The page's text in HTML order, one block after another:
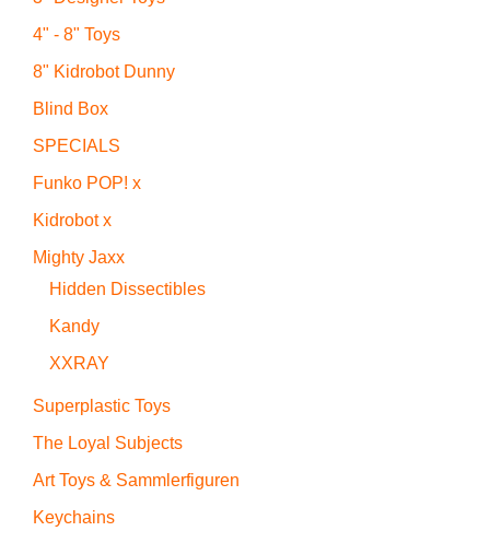
4" - 8" Toys
8" Kidrobot Dunny
Blind Box
SPECIALS
Funko POP! x
Kidrobot x
Mighty Jaxx
Hidden Dissectibles
Kandy
XXRAY
Superplastic Toys
The Loyal Subjects
Art Toys & Sammlerfiguren
Keychains